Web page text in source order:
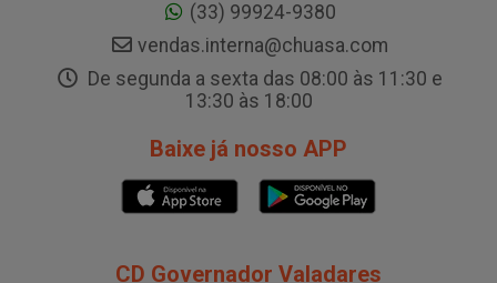
(33) 99924-9380
vendas.interna@chuasa.com
De segunda a sexta das 08:00 às 11:30 e
13:30 às 18:00
Baixe já nosso APP
CD Governador Valadares